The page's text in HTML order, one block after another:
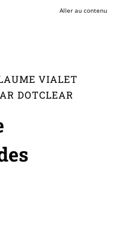
Aller au contenu
VIALET
DOTCLEAR